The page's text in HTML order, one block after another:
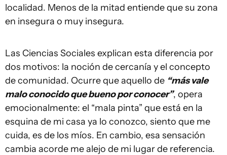
localidad. Menos de la mitad entiende que su zona
en insegura o muy insegura.
Las Ciencias Sociales explican esta diferencia por
dos motivos: la noción de cercanía y el concepto
de comunidad. Ocurre que aquello de “más vale
malo conocido que bueno por conocer”, opera
emocionalmente: el “mala pinta” que está en la
esquina de mi casa ya lo conozco, siento que me
cuida, es de los míos. En cambio, esa sensación
cambia acorde me alejo de mi lugar de referencia.